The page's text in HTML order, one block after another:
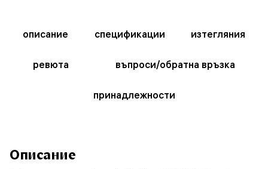
описание спецификации изтегляния
ревюта въпроси/обратна връзка
принадлежности
Описание